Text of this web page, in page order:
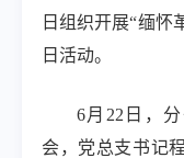
日组织开展“缅怀
日活动。
6月 22 日，
会，党总支书记